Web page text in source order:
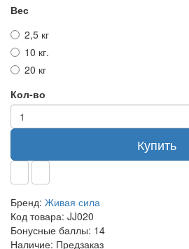
Вес
2,5 кг
10 кг.
20 кг
Кол-во
Купить
Бренд: Живая сила
Код товара: JJ020
Бонусные баллы: 14
Наличие: Предзаказ